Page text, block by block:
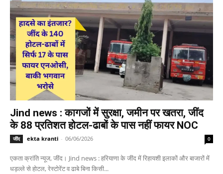
Jind news : कागजों में सुरक्षा, जमीन पर खतरा, जींद
के 88 प्रतिशत होटल-ढाबों के पास नहीं फायर NOC
जींद ekta kranti - 06/06/2026 0
एकता क्रांति न्यूज, जींद। Jind news : हरियाणा के जींद में रिहायशी इलाकों और बाजारों में
धड़ल्ले से होटल, रेस्टोरेंट व ढाबे बिना किसी...